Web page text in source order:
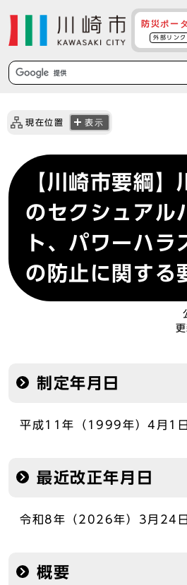
防災ポー
外部リンク
現在位置 表示
【川崎市要綱】
のセクシュアル
ト、パワーハラ
の防止に関する
制定年月日
平成11年（1999年）4月1日
最近改正年月日
令和8年（2026年）3月24日
概要